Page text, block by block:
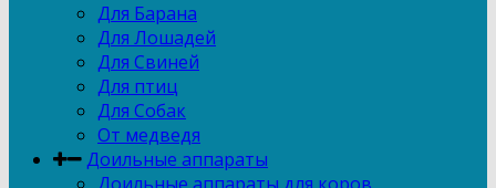
Для Барана
Для Лошадей
Для Свиней
Для птиц
Для Собак
От медведя
Доильные аппараты